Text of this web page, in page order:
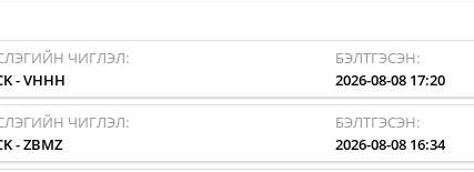
ЧИГЛЭЛ:
-VHHH
БЭЛТГЭСЭН:
2026-08-08 17:20
ЧИГЛЭЛ:
-ZBMZ
БЭЛТГЭСЭН:
2026-08-08 16:34